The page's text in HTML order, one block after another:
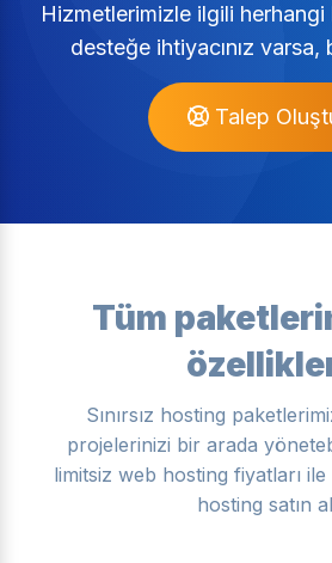
Hizmetlerimizle ilgili
desteğe ihtiyacınız varsa,
Talep
Tüm
Sınırsız hosting
projelerinizi bir arada
limitsiz web hosting fiyatları ile
hosting satın